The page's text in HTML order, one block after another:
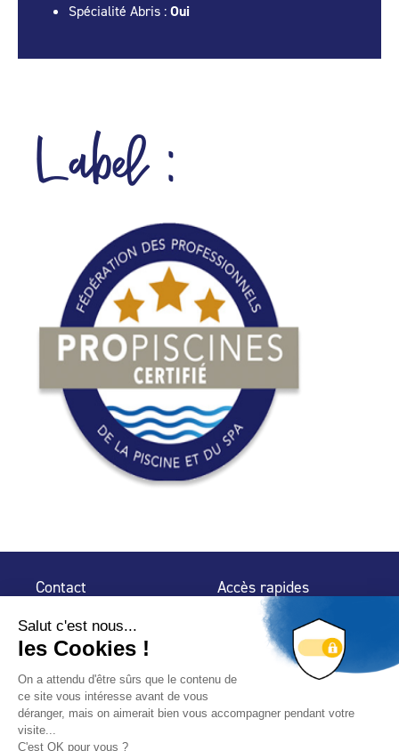
Spécialité Abris : Oui
Label :
Contact
32 rue de Mogador
75 009 Paris
Accès rapides
Espace Presse
Trouver un
professionnel